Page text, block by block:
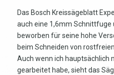
Das Bosch Kreissägeblatt
auch eine 1,6mm Schnittfuge
beworben für seine hohe
beim Schneiden von
Auch wenn ich hauptsächlich
gearbeitet habe, sieht das